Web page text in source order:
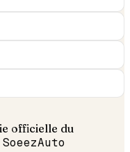
officielle du